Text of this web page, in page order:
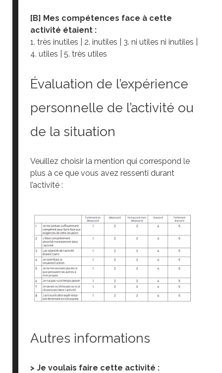
[B] Mes compétences face à cette
activité étaient :
1. très inutiles | 2. inutiles | 3. ni utiles ni inutiles |
4. utiles | 5. très utiles
Évaluation de l’expérience
personnelle de l’activité ou
de la situation
Veuillez choisir la mention qui correspond le
plus à ce que vous avez ressenti durant
l’activité :
Autres informations
> Je voulais faire cette activité :